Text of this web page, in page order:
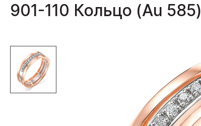
901-110 Кольцо (Au 585)